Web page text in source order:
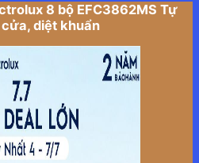
8 bộ EFC3862MS Tự
diệt khuẩn